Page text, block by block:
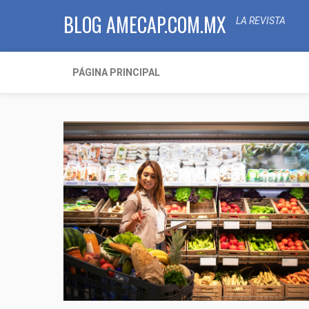
BLOG AMECAP.COM.MX LA REVISTA
PÁGINA PRINCIPAL